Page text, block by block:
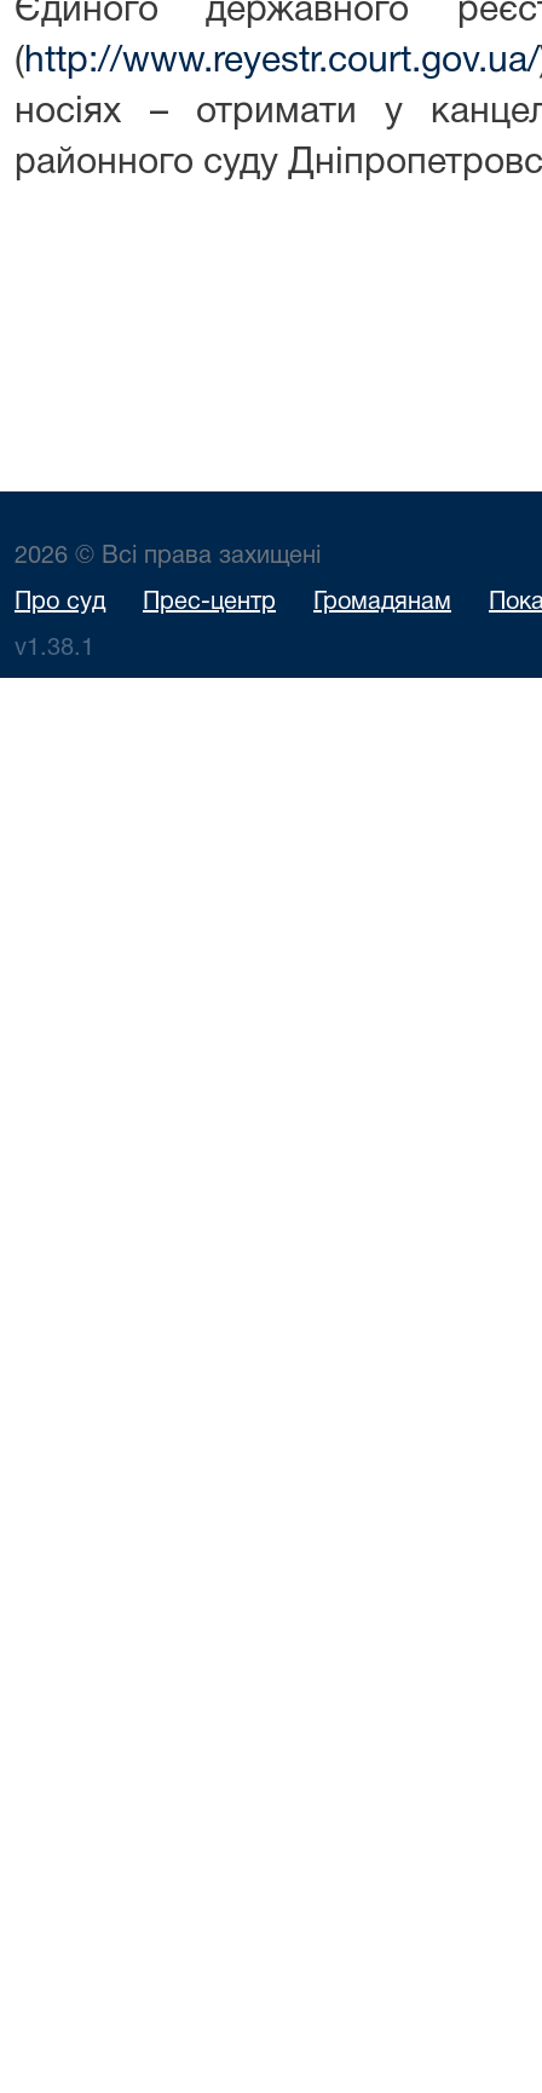
Єдиного державного
( http://www.reyestr.court.gov.ua/
носіях – отримати у
районного суду
2026 © Всі права захищені
Про суд Прес-центр Громадянам
v1.38.1